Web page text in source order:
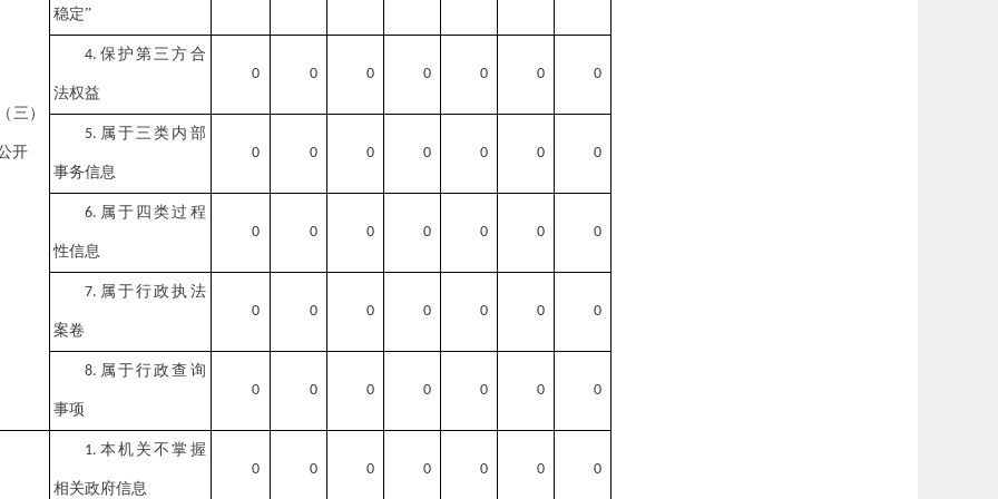
三）
开
稳定”
4. 保护第三方合
法权益
0 0 0 0 0 0 0
5. 属于三类内部
事务信息
0 0 0 0 0 0 0
6. 属于四类过程
性信息
0 0 0 0 0 0 0
7. 属于行政执法
案卷
0 0 0 0 0 0 0
8. 属于行政查询
事项
0 0 0 0 0 0 0
1. 本机关不掌握
相关政府信息
0 0 0 0 0 0 0